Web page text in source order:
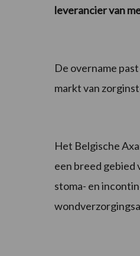
leverancier van
De overname
markt van
Het Belgische
een breed gebied
stoma- en